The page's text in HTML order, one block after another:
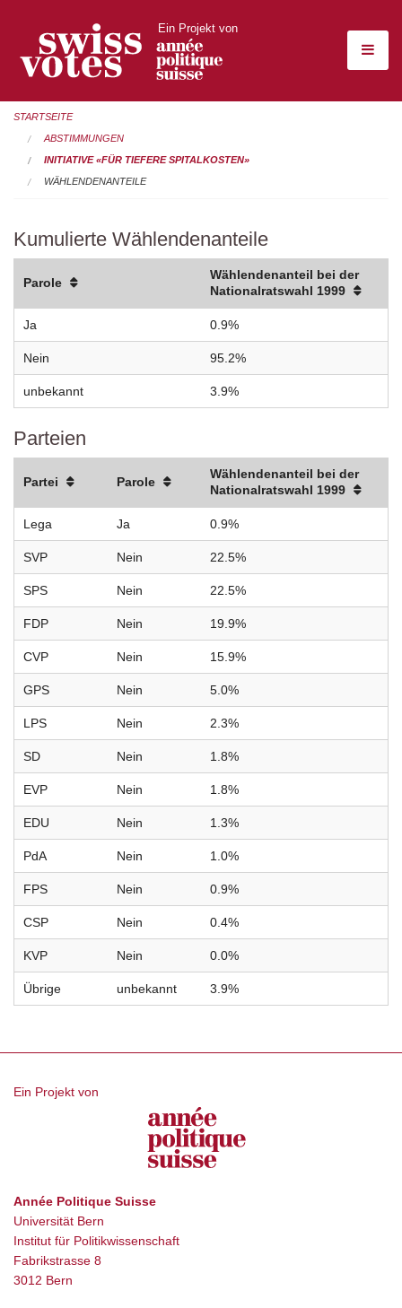
Ein Projekt von
STARTSEITE
ABSTIMMUNGEN
INITIATIVE «FÜR TIEFERE SPITALKOSTEN»
WÄHLENDENANTEILE
Kumulierte Wählendenanteile
Parole
Wählendenanteil bei der
Nationalratswahl 1999
Ja 0.9%
Nein 95.2%
unbekannt 3.9%
Parteien
Partei Parole
Wählendenanteil bei der
Nationalratswahl 1999
Lega Ja 0.9%
SVP Nein 22.5%
SPS Nein 22.5%
FDP Nein 19.9%
CVP Nein 15.9%
GPS Nein 5.0%
LPS Nein 2.3%
SD Nein 1.8%
EVP Nein 1.8%
EDU Nein 1.3%
PdA Nein 1.0%
FPS Nein 0.9%
CSP Nein 0.4%
KVP Nein 0.0%
Übrige unbekannt 3.9%
Ein Projekt von
Année Politique Suisse
Universität Bern
Institut für Politikwissenschaft
Fabrikstrasse 8
3012 Bern